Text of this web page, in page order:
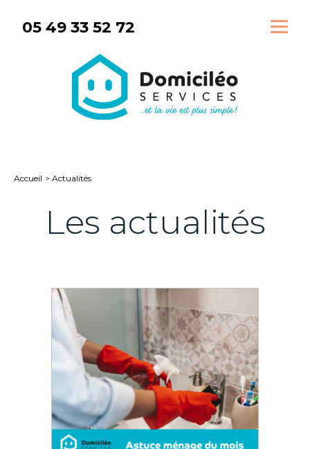
05 49 33 52 72
Accueil Actualités
Les actualités